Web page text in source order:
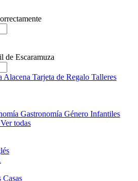
Alacena Tarjeta de Regalo Talleres
Gastronomía Género Infantiles
Ver todas
Casas